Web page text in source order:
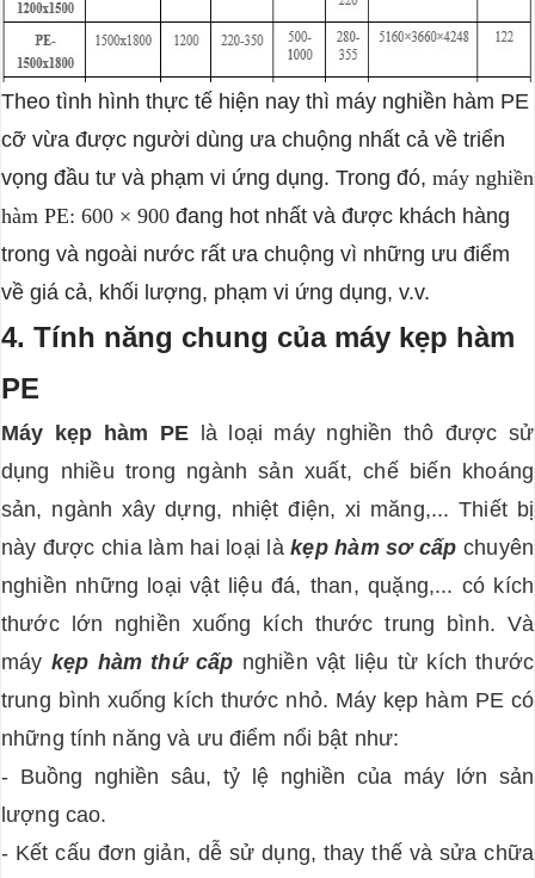
Theo tình hình thực tế hiện nay thì máy nghiền hàm PE
cỡ vừa được người dùng ưa chuộng nhất cả về triển
vọng đầu tư và phạm vi ứng dụng. Trong đó, máy nghiền
hàm PE: 600 × 900 đang hot nhất và được khách hàng
trong và ngoài nước rất ưa chuộng vì những ưu điểm
về giá cả, khối lượng, phạm vi ứng dụng, v.v.
4. Tính năng chung của máy kẹp hàm
PE
Máy kẹp hàm PE là loại máy nghiền thô được sử
dụng nhiều trong ngành sản xuất, chế biến khoáng
sản, ngành xây dựng, nhiệt điện, xi măng,... Thiết bị
này được chia làm hai loại làkẹp hàm sơ cấp chuyên
nghiền những loại vật liệu đá, than, quặng,... có kích
thước lớn nghiền xuống kích thước trung bình. Và
máy kẹp hàm thứ cấp nghiền vật liệu từ kích thước
trung bình xuống kích thước nhỏ. Máy kẹp hàm PE có
những tính năng và ưu điểm nổi bật như:
- Buồng nghiền sâu, tỷ lệ nghiền của máy lớn sản
lượng cao.
- Kết cấu đơn giản, dễ sử dụng, thay thế và sửa chữa